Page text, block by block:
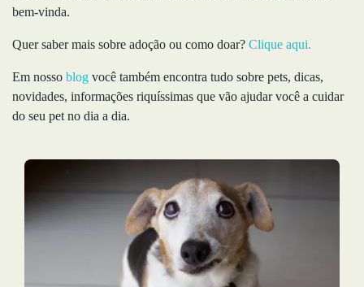
bem-vinda.
Quer saber mais sobre adoção ou como doar? Clique aqui.
Em nosso blog você também encontra tudo sobre pets, dicas,
novidades, informações riquíssimas que vão ajudar você a cuidar
do seu pet no dia a dia.